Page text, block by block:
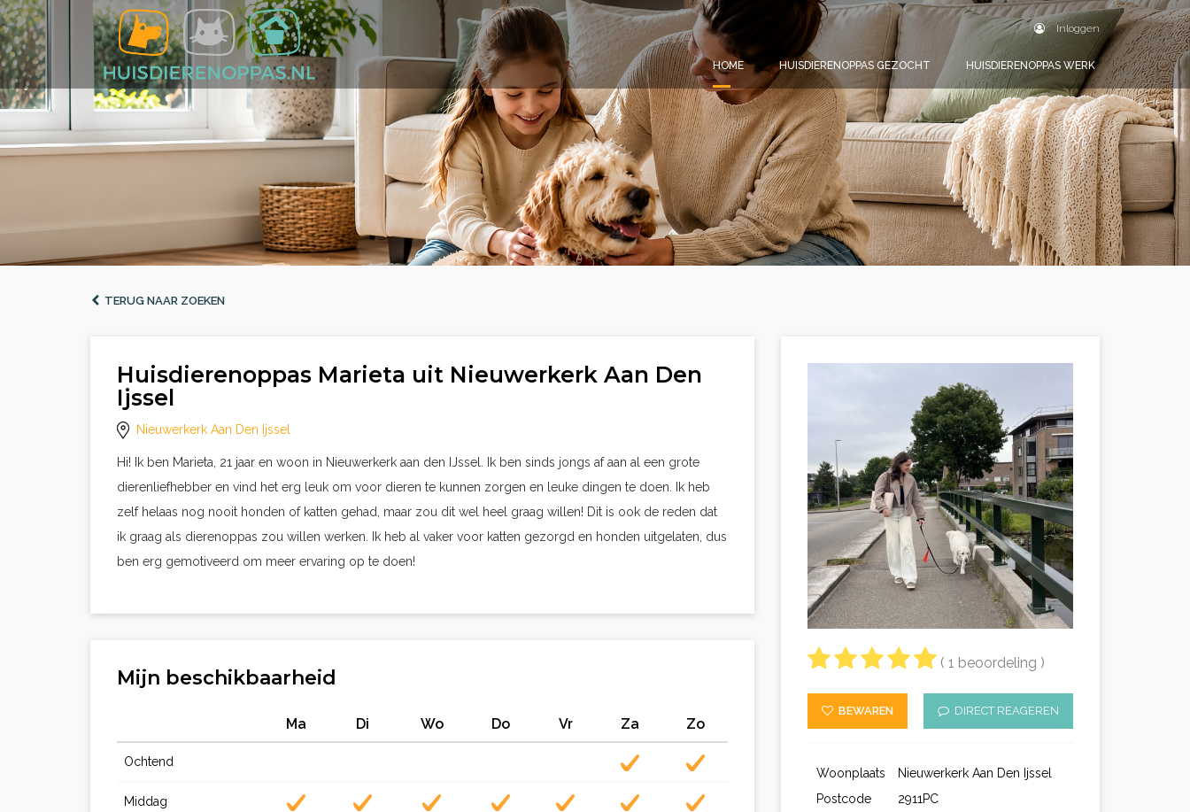
Inloggen
HOME HUISDIERENOPPAS GEZOCHT HUISDIERENOPPAS WERK
TERUG NAAR ZOEKEN
Huisdierenoppas Marieta uit Nieuwerkerk Aan Den
Ijssel
Nieuwerkerk Aan Den Ijssel
Hi! Ik ben Marieta, 21 jaar en woon in Nieuwerkerk aan den IJssel. Ik ben sinds jongs af aan al een grote
dierenliefhebber en vind het erg leuk om voor dieren te kunnen zorgen en leuke dingen te doen. Ik heb
zelf helaas nog nooit honden of katten gehad, maar zou dit wel heel graag willen! Dit is ook de reden dat
ik graag als dierenoppas zou willen werken. Ik heb al vaker voor katten gezorgd en honden uitgelaten, dus
ben erg gemotiveerd om meer ervaring op te doen!
Mijn beschikbaarheid
Ma Di Wo Do Vr Za Zo
Ochtend
Middag
( 1 beoordeling )
BEWAREN DIRECT REAGEREN
Woonplaats
Nieuwerkerk Aan Den Ijssel
Postcode
2911PC